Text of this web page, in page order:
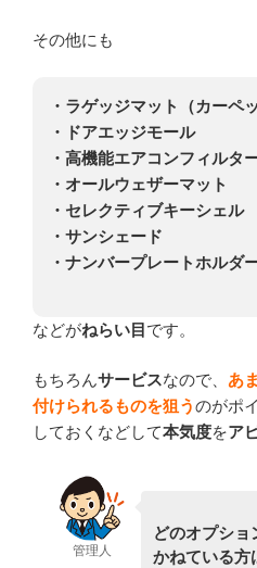
その他にも
・ラゲッジマット（カーペ
・ドアエッジモール
・高機能エアコンフィルタ
・オールウェザーマット
・セレクティブキーシェル
・サンシェード
・ナンバープレートホルダ
などがねらい目 です。
もちろんサービスなので、 あ
付けられるものを狙うのがポ
しておくなどして本気度をア
管理人
どのオプショ
かねている方